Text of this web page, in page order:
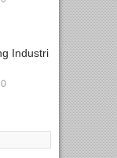
Industri
0